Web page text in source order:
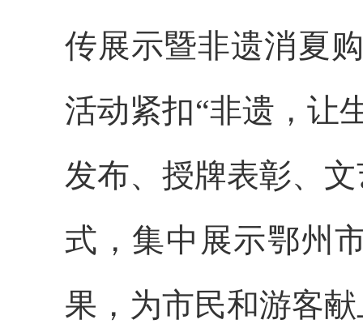
传展示暨非遗消夏
活动紧扣“非遗，让
发布、授牌表彰、
式，集中展示鄂州
果，为市民和游客